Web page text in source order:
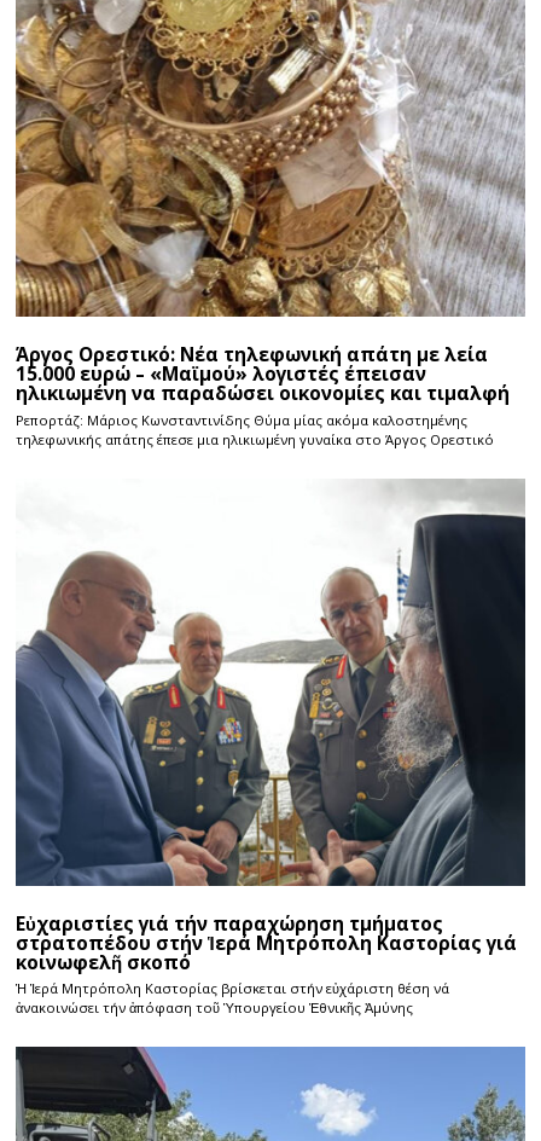
Άργος Ορεστικό: Νέα τηλεφωνική απάτη με λεία
15.000 ευρώ – «Μαϊμού» λογιστές έπεισαν
ηλικιωμένη να παραδώσει οικονομίες και τιμαλφή
Ρεπορτάζ: Μάριος Κωνσταντινίδης Θύμα μίας ακόμα καλοστημένης
τηλεφωνικής απάτης έπεσε μια ηλικιωμένη γυναίκα στο Άργος Ορεστικό
Εὐχαριστίες γιά τήν παραχώρηση τμήματος
στρατοπέδου στήν Ἱερά Μητρόπολη Καστορίας γιά
κοινωφελῆ σκοπό
Ἡ Ἱερά Μητρόπολη Καστορίας βρίσκεται στήν εὐχάριστη θέση νά
ἀνακοινώσει τήν ἀπόφαση τοῦ Ὑπουργείου Ἐθνικῆς Ἀμύνης